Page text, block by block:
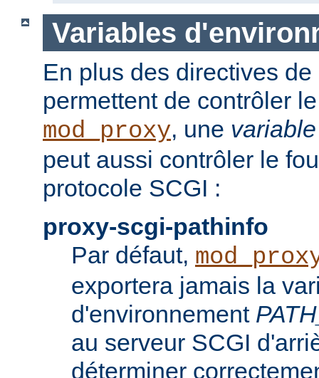
Variables
En plus des directives
permettent de contrôler
mod_proxy, une
peut aussi contrôler le
protocole SCGI :
proxy-scgi-pathinfo
Par défaut,
exportera jamais la
d'environnement
au serveur SCGI
déterminer